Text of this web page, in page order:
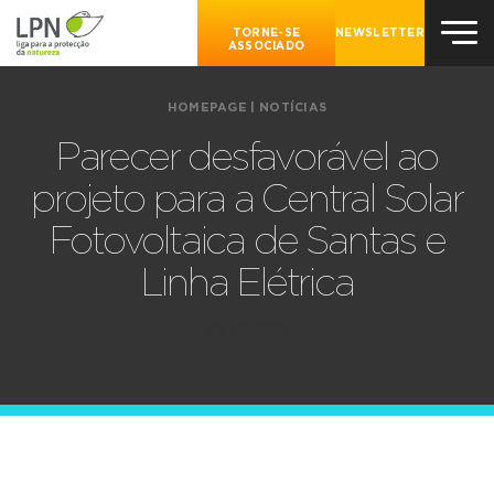
TORNE-SE
ASSOCIADO
NEWSLETTER
HOMEPAGE NOTÍCIAS
Parecer desfavorável ao
projeto para a Central Solar
Fotovoltaica de Santas e
Linha Elétrica